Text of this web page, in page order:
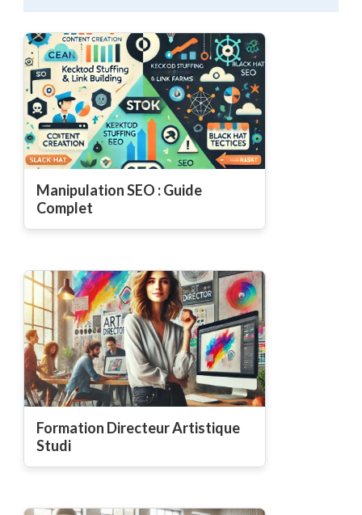
Manipulation SEO : Guide
Complet
Formation Directeur Artistique
Studi